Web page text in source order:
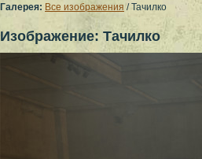
Галерея: Все изображения / Тачилко
Изображение: Тачилко